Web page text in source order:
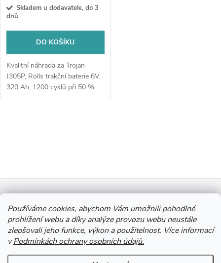
Používáme cookies, abychom Vám umožnili pohodlné
prohlížení webu a díky analýze provozu webu neustále
zlepšovali jeho funkce, výkon a použitelnost. Více informací
vPodmínkách ochrany osobních údajů.
d
k
t
d
u
k
t
Skladem u dodavatele, do 3
dnů
DO KOŠÍKU
Kvalitní náhrada za Trojan
J305P, Rolls trakční baterie 6V,
320 Ah, 1200 cyklů při 50 %
vybití, rozměr 311 x 181 x 362
á
d
a
c
Z
á
p
Výkup Jinočany - výkup barevných kovů a autobaterií